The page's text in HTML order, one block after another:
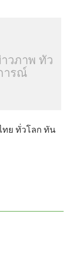
วภาพ ทั่ว
ารณ์
ทย ทั่วโลก ทัน